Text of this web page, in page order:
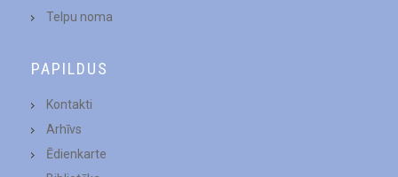
Telpu noma
PAPILDUS
Kontakti
Arhīvs
Ēdienkarte